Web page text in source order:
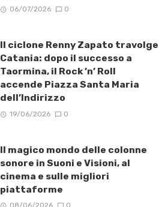
06/07/2026 0
Il ciclone Renny Zapato travolge
Catania: dopo il successo a
Taormina, il Rock ’n’ Roll
accende Piazza Santa Maria
dell’Indirizzo
19/06/2026 0
Il magico mondo delle colonne
sonore in Suoni e Visioni, al
cinema e sulle migliori
piattaforme
08/06/2026 0